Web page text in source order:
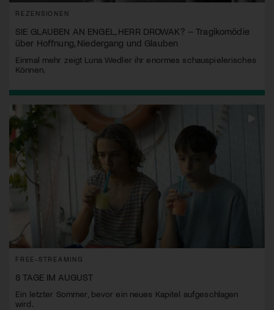
REZENSIONEN
SIE GLAUBEN AN ENGEL, HERR DROWAK? – Tragikomödie
über Hoffnung, Niedergang und Glauben
Einmal mehr zeigt Luna Wedler ihr enormes schauspielerisches
Können.
FREE-STREAMING
8 TAGE IM AUGUST
Ein letzter Sommer, bevor ein neues Kapitel aufgeschlagen
wird.